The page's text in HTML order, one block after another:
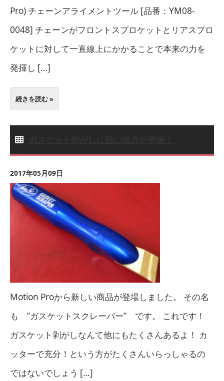
Pro) チェーンアライメントツール [品番：YM08-
0048] チェーンがフロントスプロケットとリアスプロ
ケットに対して一直線上にかかることで本来の力を
発揮し […]
続きを読む »
2017年05月09日
Motion Proから新しい商品が登場しました。 その名
も ”ガスケットスクレーパー” です。 これです！
ガスケット剥がしなんて他にもたくさんあるよ！ カ
ッターで充分！という方がたくさんいらっしゃるの
ではないでしょう […]